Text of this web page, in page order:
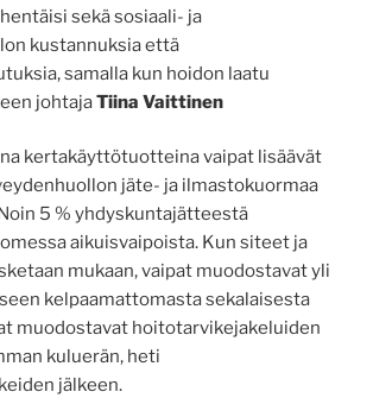
sekä sosiaali- ja
kustannuksia että
samalla kun hoidon laatu
johtajaTiina Vaittinen
kertakäyttötuotteina vaipat lisäävät
jäte- ja ilmastokuormaa
5 % yhdyskuntajätteestä
aikuisvaipoista. Kun siteet ja
mukaan, vaipat muodostavat yli
kelpaamattomasta sekalaisesta
muodostavat hoitotarvikejakeluiden
kuluerän, heti
jälkeen.